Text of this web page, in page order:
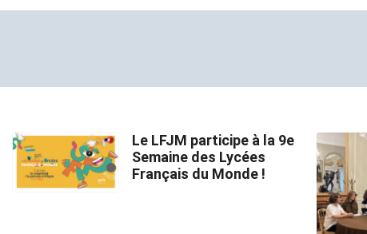
Le LFJM participe à la 9e
Semaine des Lycées
Français du Monde !